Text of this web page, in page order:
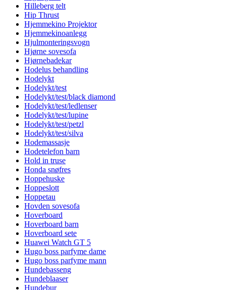
Hilleberg telt
Hip Thrust
Hjemmekino Projektor
Hjemmekinoanlegg
Hjulmonteringsvogn
Hjørne sovesofa
Hjørnebadekar
Hodelus behandling
Hodelykt
Hodelykt/test
Hodelykt/test/black diamond
Hodelykt/test/ledlenser
Hodelykt/test/lupine
Hodelykt/test/petzl
Hodelykt/test/silva
Hodemassasje
Hodetelefon barn
Hold in truse
Honda snøfres
Hoppehuske
Hoppeslott
Hoppetau
Hovden sovesofa
Hoverboard
Hoverboard barn
Hoverboard sete
Huawei Watch GT 5
Hugo boss parfyme dame
Hugo boss parfyme mann
Hundebasseng
Hundeblaaser
Hundebur